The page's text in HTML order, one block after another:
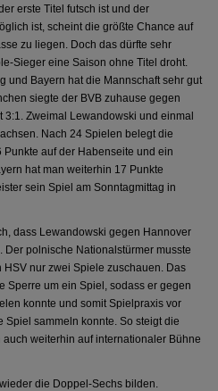
erste Titel futsch ist und der
ist, scheint die größte Chance auf
zu liegen. Doch das dürfte sehr
Sieger eine Saison ohne Titel droht.
und Bayern hat die Mannschaft sehr gut
siegte der BVB zuhause gegen
Zweimal Lewandowski und einmal
Nach 24 Spielen belegt die
auf der Habenseite und ein
hat man weiterhin 17 Punkte
sein Spiel am Sonntagmittag in
dass Lewandowski gegen Hannover
polnische Nationalstürmer musste
nur zwei Spiele zuschauen. Das
Sperre um ein Spiel, sodass er gegen
konnte und somit Spielpraxis vor
sammeln konnte. So steigt die
weiterhin auf internationaler Bühne
die Doppel-Sechs bilden.